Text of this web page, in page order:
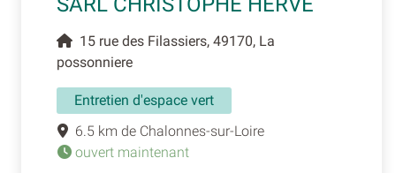
15 rue des Filassiers, 49170, La
possonniere
Entretien d'espace vert
6.5 km de Chalonnes-sur-Loire
ouvert maintenant